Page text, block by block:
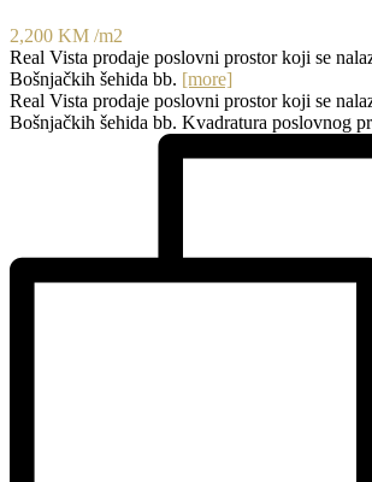
2,200 KM /m2
Real Vista prodaje poslovni prostor koji se
Bošnjačkih šehida bb. [more]
Real Vista prodaje poslovni prostor koji se
Bošnjačkih šehida bb. Kvadratura poslovnog